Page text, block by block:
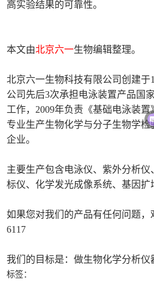
高实验结果的可靠性。
本文由北京六一生物编辑整理。
北京六一生物科技有限公司创建于
公司先后3次承担电泳装置产品国
工作，2009年负责《基础电泳装
专业生产生物化学与分子生物学
企业。
主要生产包含电泳仪、紫外分析仪
标仪、化学发光成像系统、基因
如果您对我们的产品有任何问题，
6117
我们的目标是：做生物化学分析仪
标签：